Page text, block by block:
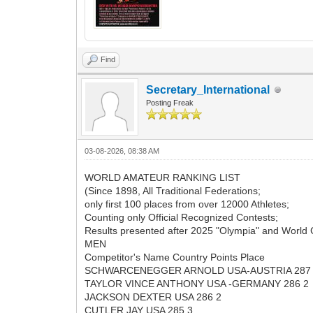
Find
Secretary_International
Posting Freak
03-08-2026, 08:38 AM
WORLD AMATEUR RANKING LIST
(Since 1898, All Traditional Federations;
only first 100 places from over 12000 Athletes;
Counting only Official Recognized Contests;
Results presented after 2025 "Olympia" and World
MEN
Competitor's Name Country Points Place
SCHWARCENEGGER ARNOLD USA-AUSTRIA 287
TAYLOR VINCE ANTHONY USA -GERMANY 286 2
JACKSON DEXTER USA 286 2
CUTLER JAY USA 285 3